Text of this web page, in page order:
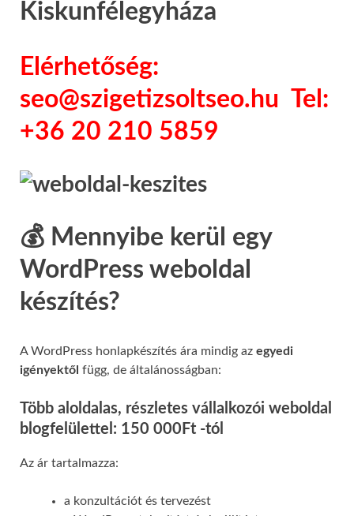
Kiskunfélegyháza
Elérhetőség:
seo@szigetizsoltseo.hu Tel:
+36 20 210 5859
💰 Mennyibe kerül egy
WordPress weboldal
készítés?
A WordPress honlapkészítés ára mindig az egyedi
igényektől függ, de általánosságban:
Több aloldalas, részletes vállalkozói weboldal
blogfelülettel: 150 000Ft -tól
Az ár tartalmazza:
a konzultációt és tervezést